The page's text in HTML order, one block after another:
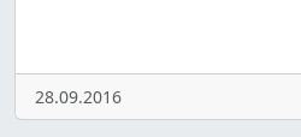
28.09.2016